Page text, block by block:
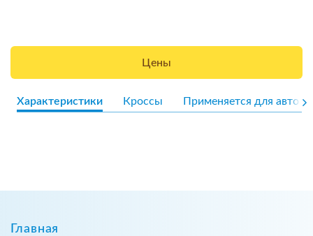
Цены
Характеристики Кроссы Применяется для авто
Главная